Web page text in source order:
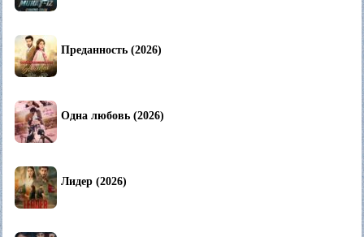
Преданность (2026)
Одна любовь (2026)
Лидер (2026)